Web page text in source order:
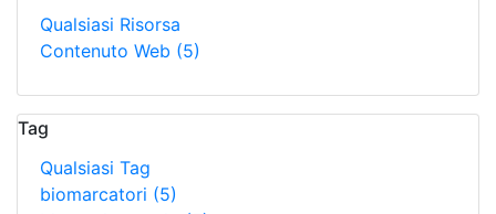
Qualsiasi Risorsa
Contenuto Web (5)
Tag
Qualsiasi Tag
biomarcatori (5)